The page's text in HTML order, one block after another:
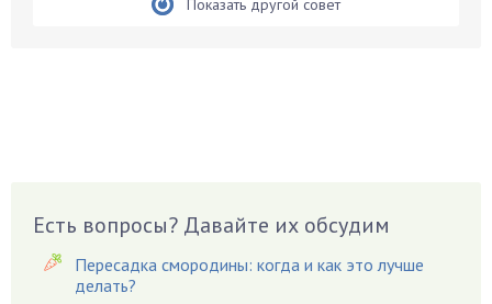
Вишня
Вредители
Гардения
Показать другой совет
Есть вопросы? Давайте их обсудим
Пересадка смородины: когда и как это лучше
делать?